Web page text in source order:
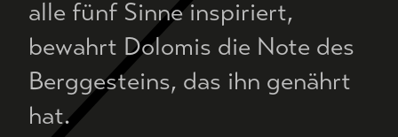
alle fünf Sinne inspiriert,
bewahrt Dolomis die Note des
Berggesteins, das ihn genährt
hat.